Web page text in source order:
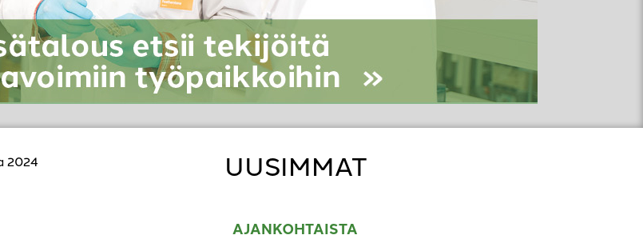
2024 UUSIMMAT
AJANKOHTAISTA